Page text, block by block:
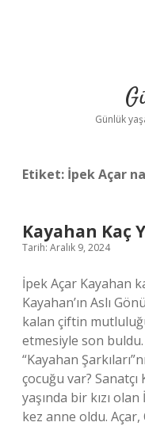
Günlük
Etiket: İpek Açar
Kayahan Kaç
Tarih: Aralık 9, 2024
İpek Açar Kayahan
Kayahan’ın Aslı
kalan çiftin
etmesiyle son buldu.
“Kayahan
çocuğu var?
yaşında bir kızı
kez anne oldu. Açar,